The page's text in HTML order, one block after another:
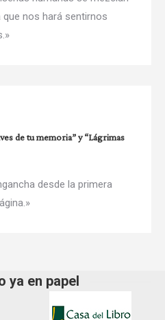
nos hará sentirnos
de tu memoria” y “Lágrimas
desde la primera
ya en papel